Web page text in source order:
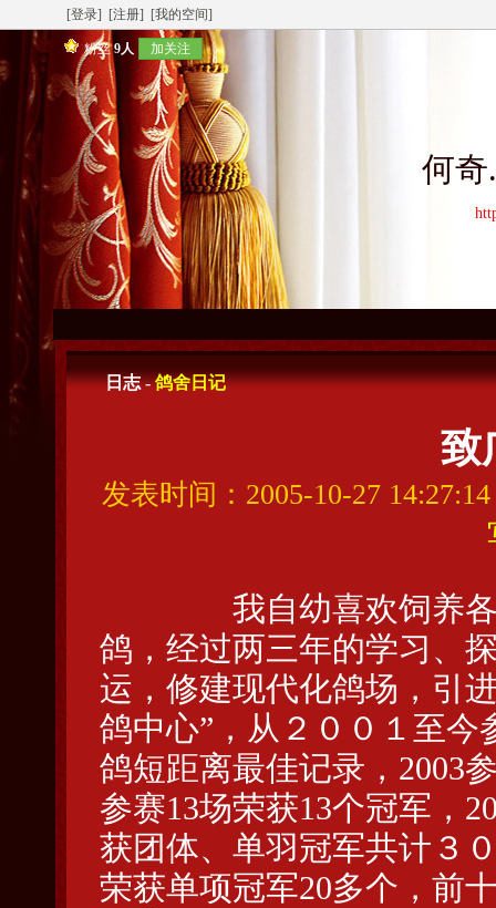
[登录] [注册] [我的空间]
粉丝9人 加关注
何
日志 -鸽舍日记
致
发表时间：2005-10-27
我自幼喜欢饲养各种
鸽，经过两三年的学习、
运，修建现代化鸽场，引
鸽中心”，从２００１至
鸽短距离最佳记录，2003
参赛13场荣获13个冠军，
获团体、单羽冠军共计３
荣获单项冠军20多个，前